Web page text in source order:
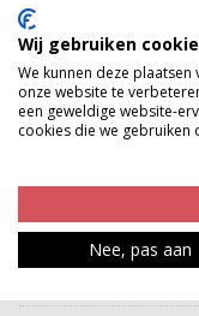
Wat een cutie is dit
strikmodel dat iets
en flatterend om
verhult subtiel een
het ingenaaide
maken over
Wij gebruiken
We kunnen deze
onze website te
een geweldige website-
cookies die we gebruiken
Nee, pas aan